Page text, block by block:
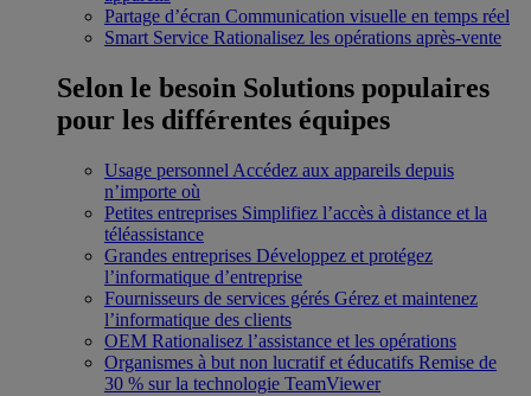
Partage d’écran Communication visuelle en temps réel
Smart Service Rationalisez les opérations après-vente
Selon le besoin Solutions populaires
pour les différentes équipes
Usage personnel Accédez aux appareils depuis
n’importe où
Petites entreprises Simplifiez l’accès à distance et la
téléassistance
Grandes entreprises Développez et protégez
l’informatique d’entreprise
Fournisseurs de services gérés Gérez et maintenez
l’informatique des clients
OEM Rationalisez l’assistance et les opérations
Organismes à but non lucratif et éducatifs Remise de
30 % sur la technologie TeamViewer